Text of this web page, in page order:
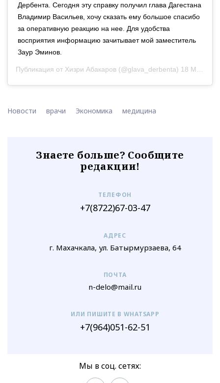
Дербента. Сегодня эту справку получил глава Дагестана
Владимир Васильев, хочу сказать ему большое спасибо
за оперативную реакцию на нее. Для удобства
восприятия информацию зачитывает мой заместитель
Заур Эминов.
Публикация от Хизри Абакаров (@glava_derbenta) 18 Май 2020 в 8:32 PDT
Новости врачи Экономика медицина
Знаете больше? Сообщите
редакции!
ТЕЛЕФОН
+7(8722)67-03-47
АДРЕС
г. Махачкала, ул. Батырмурзаева, 64
ПОЧТА
n-delo@mail.ru
ИЛИ ПИШИТЕ В WHATSAPP
+7(964)051-62-51
Мы в соц. сетях: